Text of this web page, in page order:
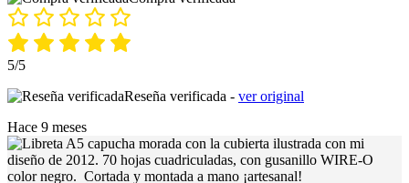
5/5
Reseña verificada - ver original
Hace 9 meses